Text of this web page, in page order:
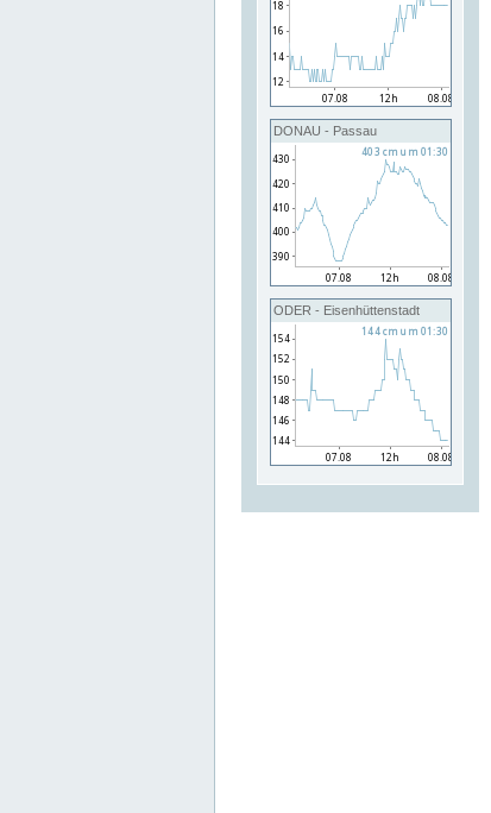
DONAU - Passau
ODER - Eisenhüttenstadt